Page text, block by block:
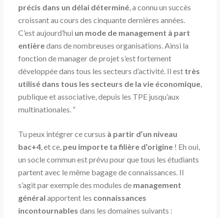
précis dans un délai déterminé, a connu un succès
croissant au cours des cinquante dernières années.
C’est aujourd’hui un mode de management à part
entièredans de nombreuses organisations. Ainsi la
fonction de manager de projet s’est fortement
développée dans tous les secteurs d’activité. Il est très
utilisé dans tous les secteurs de la vie économique,
publique et associative, depuis les TPE jusqu’aux
multinationales. “
Tu peux intégrer ce cursus à partir d’un niveau
bac+4, et ce, peu importe ta filière d’origine ! Eh oui,
un socle commun est prévu pour que tous les étudiants
partent avec le même bagage de connaissances. Il
s’agit par exemple des modules de management
général apportent les connaissances
incontournables dans les domaines suivants :